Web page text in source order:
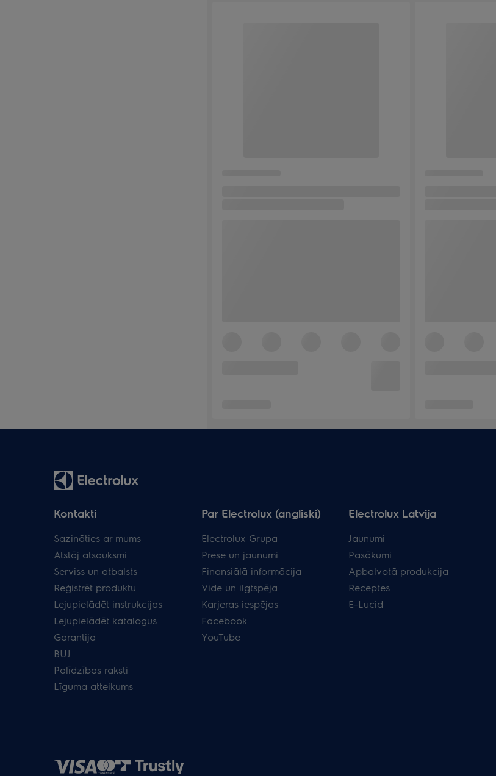
Kontakti
Sazināties ar mums
Atstāj atsauksmi
Serviss un atbalsts
Reģistrēt produktu
Lejupielādēt instrukcijas
Lejupielādēt katalogus
Garantija
BUJ
Palīdzības raksti
Līguma atteikums
Par Electrolux (angliski)
Electrolux Grupa
Prese un jaunumi
Finansiālā informācija
Vide un ilgtspēja
Karjeras iespējas
Facebook
YouTube
Electrolux Latvija
Jaunumi
Pasākumi
Apbalvotā produkcija
Receptes
E-Lucid